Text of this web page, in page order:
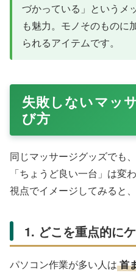
づかっている」というメ
も魅力。モノそのものに
られるアイテムです。
失敗しないマッ
び方
同じマッサージグッズでも
「ちょうど良い一台」は変
視点でイメージしてみると
1. どこを重点的に
パソコン作業が多い人は 首